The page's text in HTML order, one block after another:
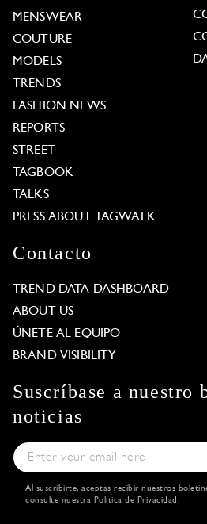
MENSWEAR
COUTURE
MODELS
TRENDS
FASHION NEWS
REPORTS
STREET
TAGBOOK
TALKS
PRESS ABOUT TAGWALK
Contacto
TREND DATA DASHBOARD
ABOUT US
ÚNETE AL EQUIPO
BRAND VISIBILITY
Suscríbase a nuestro
noticias
Al suscribirte, aceptas recibir nuestros
consulte nuestra Política de Privacidad .